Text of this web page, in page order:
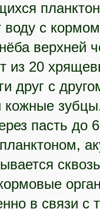
с
верхней
из 20
друг с
пасть
в связи с